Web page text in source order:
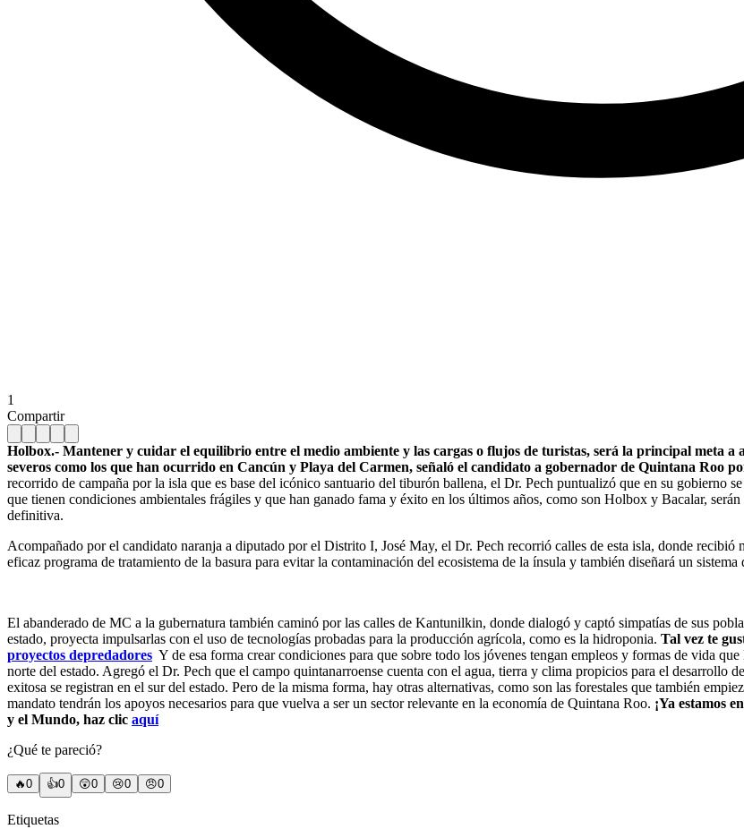
1
Compartir
Holbox.- Mantener y cuidar el equilibrio entre el medio ambiente y las cargas o flujos de turistas, será la principal meta
severos como los que han ocurrido en Cancún y Playa del Carmen, señaló el candidato a gobernador de Quintana Roo
recorrido de campaña por la isla que es base del icónico santuario del tiburón ballena, el Dr. Pech puntualizó que en su gobierno
que tienen condiciones ambientales frágiles y que han ganado fama y éxito en los últimos años, como son Holbox y Bacalar,
definitiva.
Acompañado por el candidato naranja a diputado por el Distrito I, José May, el Dr. Pech recorrió calles de esta isla, donde
eficaz programa de tratamiento de la basura para evitar la contaminación del ecosistema de la ínsula y también diseñará un
El abanderado de MC a la gubernatura también caminó por las calles de Kantunilkin, donde dialogó y captó simpatías de sus
estado, proyecta impulsarlas con el uso de tecnologías probadas para la producción agrícola, como es la hidroponia. Tal vez te
proyectos depredadores Y de esa forma crear condiciones para que sobre todo los jóvenes tengan empleos y formas de vida
norte del estado. Agregó el Dr. Pech que el campo quintanarroense cuenta con el agua, tierra y clima propicios para el desarrollo
exitosa se registran en el sur del estado. Pero de la misma forma, hay otras alternativas, como son las forestales que también
mandato tendrán los apoyos necesarios para que vuelva a ser un sector relevante en la economía de Quintana Roo. ¡Ya estamos
y el Mundo, haz clic aquí
¿Qué te pareció?
🔥0 👍0 😲0 😢0 😠0
Etiquetas